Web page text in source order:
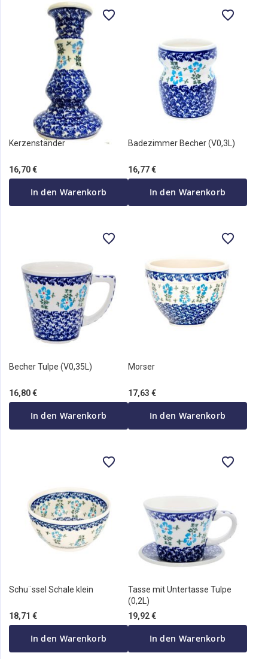
Kerzenständer
16,70 €
In den Warenkorb
Badezimmer Becher (V0,3L)
16,77 €
In den Warenkorb
Becher Tulpe (V0,35L)
16,80 €
In den Warenkorb
Morser
17,63 €
In den Warenkorb
Schu¨ssel Schale klein
18,71 €
In den Warenkorb
Tasse mit Untertasse Tulpe
(0,2L)
19,92 €
In den Warenkorb